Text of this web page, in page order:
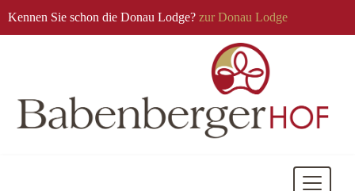
Kennen Sie schon die Donau Lodge? zur Donau Lodge
Mobile